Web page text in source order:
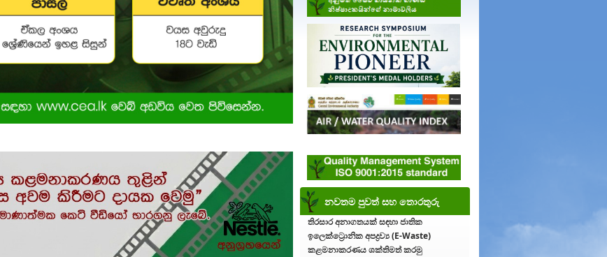
නවතම පුවත් සහ තොරතුරු
තිරසාර අනාගතයක් සඳහා ජාතික
ඉලෙක්ට්‍රොනික අපද්‍රව්‍ය (E-Waste)
කළමනාකරණය ශක්තිමත් කරමු